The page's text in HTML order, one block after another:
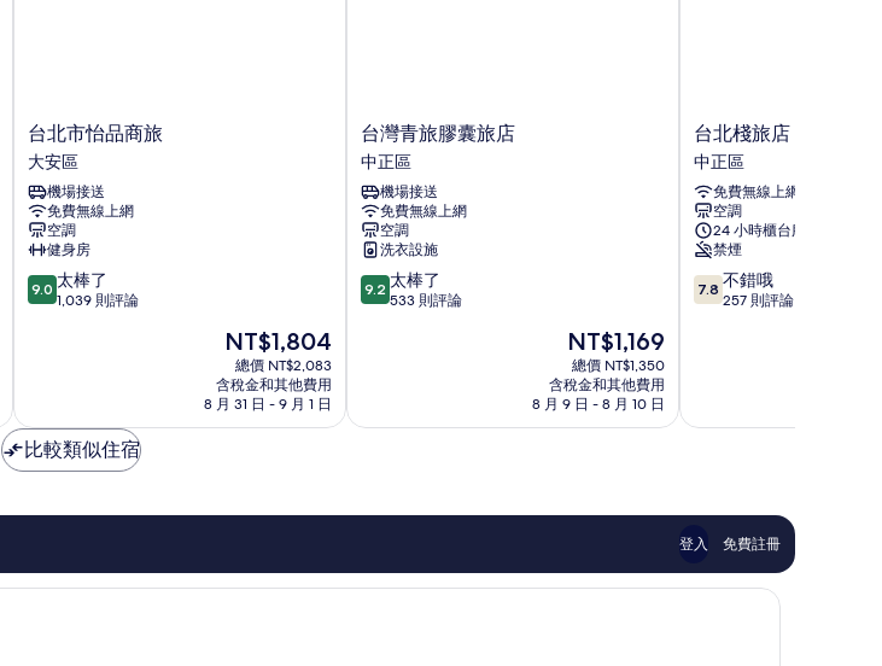
台
北
市
怡
品
商
旅
大
安
台北市怡品商旅
大安區
機場接送
免費無線上網
空調
健身房
9.0
分，
棒
了，
1,039
評
9.0 太棒了
1,039 則評論
現
在
價
格
為
NT$1,804
總價 NT$2,083
含稅金和其他費用
8 月 31 日 - 9 月 1 日
台
灣
青
旅
膠
囊
旅
店
中
台灣青旅膠囊旅店
中正區
機場接送
免費無線上網
空調
洗衣設施
9.2
分，
棒
評
9.2 太棒了
533 則評論
現
在
價
格
為
NT$1,169
總價 NT$1,350
含稅金和其他費用
8 月 9 日 - 8 月 10 日
台
北
棧
旅
店
中
正
區
台北棧旅店
中正區
免費無線上網
空調
24 小時櫃台服務
禁煙
7.8
分，
錯
評
論
7.8 不錯哦
257 則評論
比較類似住宿
登入 免費註冊